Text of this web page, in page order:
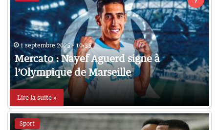
1 septembre 2025 - 10:35
Mercato : Nayef Aguerd signe à
l’Olympique de Marseille
Lire la suite »
Sport